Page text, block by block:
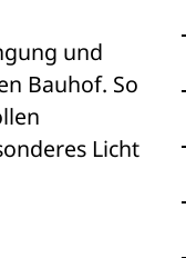
und
Bauhof. So
Licht